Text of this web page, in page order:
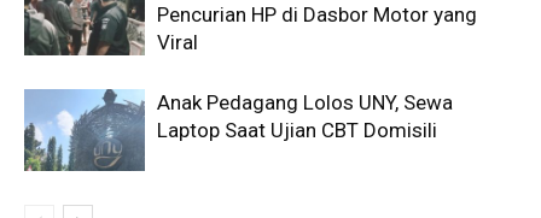
Pencurian HP di Dasbor Motor yang
Viral
Anak Pedagang Lolos UNY, Sewa
Laptop Saat Ujian CBT Domisili